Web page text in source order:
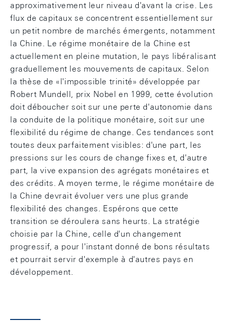
approximativement leur niveau d'avant la crise. Les
flux de capitaux se concentrent essentiellement sur
un petit nombre de marchés émergents, notamment
la Chine. Le régime monétaire de la Chine est
actuellement en pleine mutation, le pays libéralisant
graduellement les mouvements de capitaux. Selon
la thèse de «l'impossible trinité» développée par
Robert Mundell, prix Nobel en 1999, cette évolution
doit déboucher soit sur une perte d'autonomie dans
la conduite de la politique monétaire, soit sur une
flexibilité du régime de change. Ces tendances sont
toutes deux parfaitement visibles: d'une part, les
pressions sur les cours de change fixes et, d'autre
part, la vive expansion des agrégats monétaires et
des crédits. A moyen terme, le régime monétaire de
la Chine devrait évoluer vers une plus grande
flexibilité des changes. Espérons que cette
transition se déroulera sans heurts. La stratégie
choisie par la Chine, celle d'un changement
progressif, a pour l'instant donné de bons résultats
et pourrait servir d'exemple à d'autres pays en
développement.